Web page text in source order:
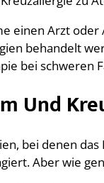
einen Arzt
behandelt
bei schweren
Und
bei denen
Aber wie